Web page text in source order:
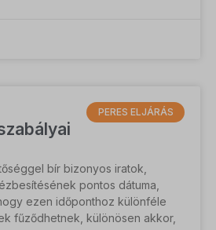
PERES ELJÁRÁS
bír bizonyos iratok,
pontos dátuma,
ezen időponthoz különféle
fűződhetnek, különösen akkor,